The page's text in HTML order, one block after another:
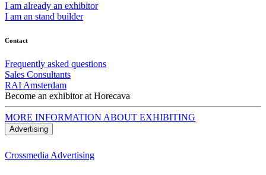
I am already an exhibitor
I am an stand builder
Contact
Frequently asked questions
Sales Consultants
RAI Amsterdam
Become an exhibitor at Horecava
MORE INFORMATION ABOUT EXHIBITING
Advertising
Crossmedia Advertising